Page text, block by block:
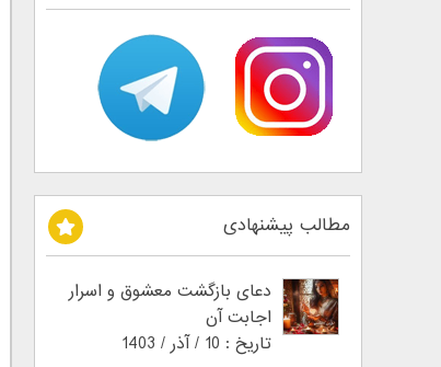
مطالب پیشنهادی
دعای بازگشت معشوق و اسرار
اجابت آن
تاریخ : 10 / آذر / 1403